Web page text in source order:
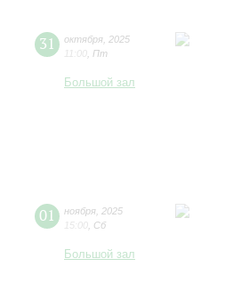
31 октября 2025
11:00 Пт
Большой зал
01 ноября 2025
15:00 Сб
Большой зал